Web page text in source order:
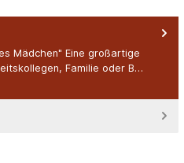
Mädchen" Eine großartige
Familie oder B…